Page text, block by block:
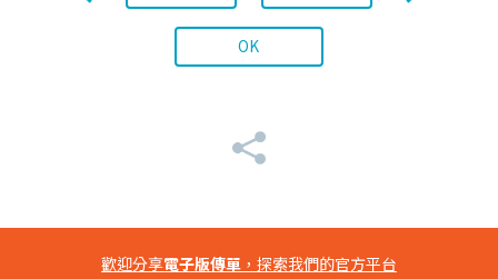
OK
歡迎分享電子版傳單 ，探索我們的官方平台